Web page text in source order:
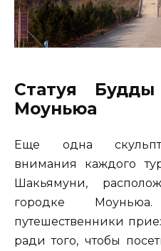
Статуя
Моуньюа
Еще одна
внимания каждого
Шакьямуни,
городке
путешественники
ради того, чтобы